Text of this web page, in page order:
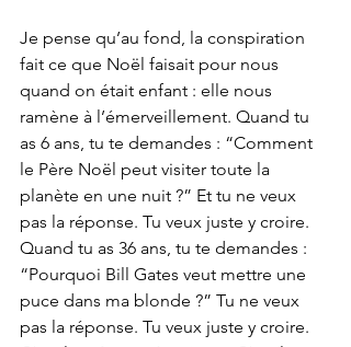
Je pense qu’au fond, la conspiration
fait ce que Noël faisait pour nous
quand on était enfant : elle nous
ramène à l’émerveillement. Quand tu
as 6 ans, tu te demandes : “Comment
le Père Noël peut visiter toute la
planète en une nuit ?” Et tu ne veux
pas la réponse. Tu veux juste y croire.
Quand tu as 36 ans, tu te demandes :
“Pourquoi Bill Gates veut mettre une
puce dans ma blonde ?” Tu ne veux
pas la réponse. Tu veux juste y croire.